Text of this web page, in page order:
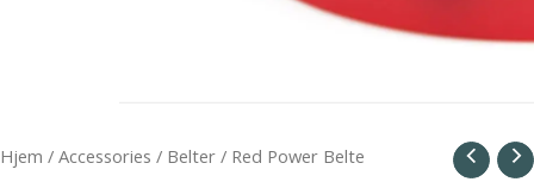
Hjem / Accessories / Belter / Red Power Belte